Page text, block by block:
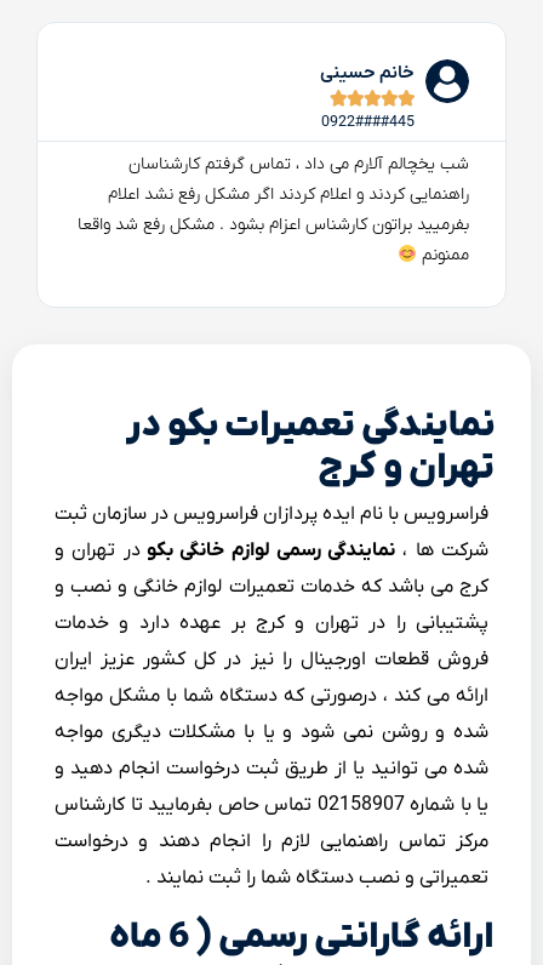
خانم حسینی





0922####445
شب یخچالم آلارم می داد ، تماس گرفتم کارشناسان
راهنمایی کردند و اعلام کردند اگر مشکل رفع نشد اعلام
بفرمیید براتون کارشناس اعزام بشود . مشکل رفع شد واقعا
ممنونم
نمایندگی تعمیرات بکو در
تهران و کرج
فراسرویس با نام ایده پردازان فراسرویس در سازمان ثبت
شرکت ها ، نمایندگی رسمی لوازم خانگی بکودر تهران و
کرج می باشد که خدمات تعمیرات لوازم خانگی و نصب و
پشتیبانی را در تهران و کرج بر عهده دارد و خدمات
فروش قطعات اورجینال را نیز در کل کشور عزیز ایران
ارائه می کند ، درصورتی که دستگاه شما با مشکل مواجه
شده و روشن نمی شود و یا با مشکلات دیگری مواجه
شده می توانید یا از طریق ثبت درخواست انجام دهید و
یا با شماره 02158907 تماس حاص بفرمایید تا کارشناس
مرکز تماس راهنمایی لازم را انجام دهند و درخواست
تعمیراتی و نصب دستگاه شما را ثبت نمایند .
ارائه گارانتی رسمی ( 6 ماه